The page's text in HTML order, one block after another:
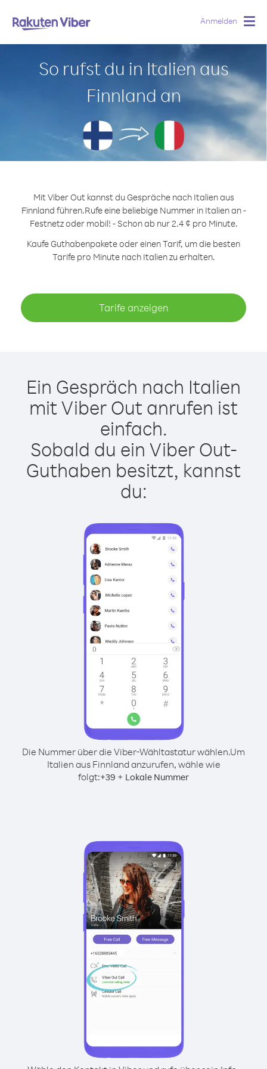
Anmelden
So rufst du in Italien aus
Finnland an
Mit Viber Out kannst du Gespräche nach Italien aus
Finnland führen.Rufe eine beliebige Nummer in Italien an -
Festnetz oder mobil! - Schon ab nur 2.4 ¢ pro Minute.
Kaufe Guthabenpakete oder einen Tarif, um die besten
Tarife pro Minute nach Italien zu erhalten.
Tarife anzeigen
Ein Gespräch nach Italien
mit Viber Out anrufen ist
einfach.
Sobald du ein Viber Out-
Guthaben besitzt, kannst
du:
Die Nummer über die Viber-Wähltastatur wählen.Um
Italien aus Finnland anzurufen, wähle wie
folgt:+39 + Lokale Nummer